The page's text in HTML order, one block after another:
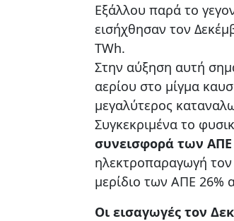
Εξάλλου παρά το
εισήχθησαν τον
TWh.
Στην αύξηση αυτή
αερίου στο μίγμα
μεγαλύτερος
Συγκεκριμένα το
συνεισφορά των ΑΠΕ
ηλεκτροπαραγωγή
μερίδιο των ΑΠΕ 26%
Οι εισαγωγές τον